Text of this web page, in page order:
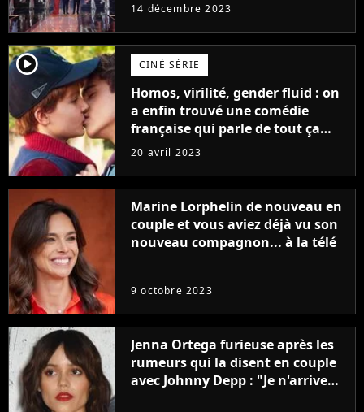
14 décembre 2023
player2 CINÉ SÉRIE
Homos, virilité, gender fluid : on
a enfin trouvé une comédie
française qui parle de tout ça
sans être super ringarde
20 avril 2023
Marine Lorphelin de nouveau en
couple et vous aviez déjà vu son
nouveau compagnon... à la télé
9 octobre 2023
Jenna Ortega furieuse après les
rumeurs qui la disent en couple
avec Johnny Depp : "Je n'arrive